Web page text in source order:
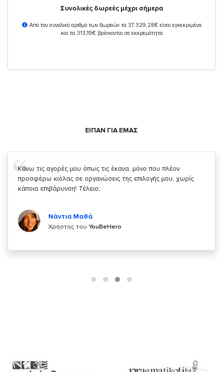
Συνολικές δωρεές μέχρι σήμερα
Από τον συνολικό αριθμό των δωρεών τα 37.329,28€ είναι εγκεκριμένα
και τα 313,19€ βρίσκονται σε εκκρεμότητα
ΕΙΠΑΝ ΓΙΑ ΕΜΑΣ
Σας ευχαριστώ που μας δίνετε την δυνατότητα να κάνουμε
κάτι!
Χρήστης τουYouBeHero